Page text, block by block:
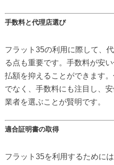
手数料と代理店選び
フラット35の利用に際して、
る点も重要です。手数料が安
払額を抑えることができます
でなく、手数料にも注目し、
業者を選ぶことが賢明です。
適合証明書の取得
フラット35を利用するために